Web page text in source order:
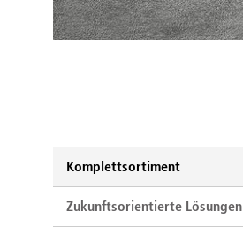
Komplettsortiment
Zukunftsorientierte Lösungen